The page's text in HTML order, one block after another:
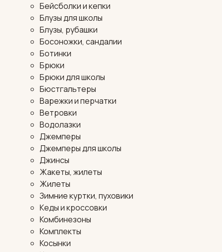
Бейсболки и кепки
Блузы для школы
Блузы, рубашки
Босоножки, сандалии
Ботинки
Брюки
Брюки для школы
Бюстгальтеры
Варежки и перчатки
Ветровки
Водолазки
Джемперы
Джемперы для школы
Джинсы
Жакеты, жилеты
Жилеты
Зимние куртки, пуховики
Кеды и кроссовки
Комбинезоны
Комплекты
Косынки